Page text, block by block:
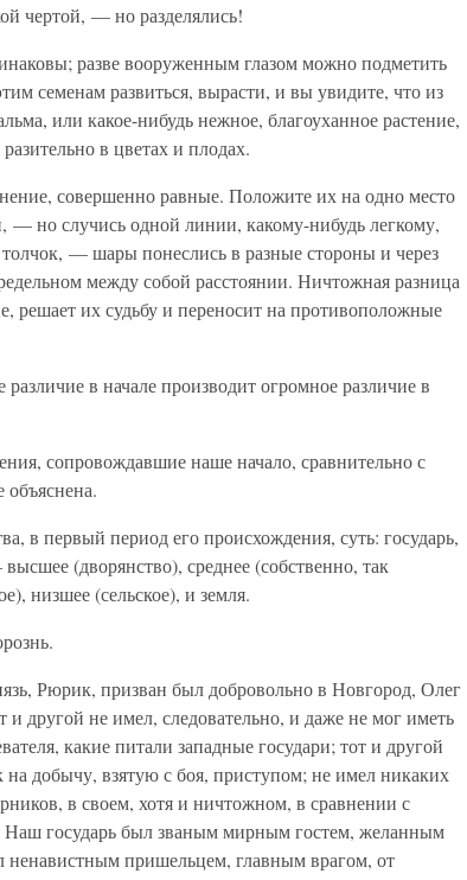
чертой, — но разделялись!
разве вооруженным глазом можно подметить
семенам развиться, вырасти, и вы увидите, что из
или какое-нибудь нежное, благоуханное растение,
в цветах и плодах.
совершенно равные. Положите их на одно место
— но случись одной линии, какому-нибудь легкому,
— шары понеслись в разные стороны и через
между собой расстоянии. Ничтожная разница
решает их судьбу и переносит на противоположные
в начале производит огромное различие в
сопровождавшие наше начало, сравнительно с
в первый период его происхождения, суть: государь,
(дворянство), среднее (собственно, так
низшее (сельское), и земля.
Рюрик, призван был добровольно в Новгород, Олег
другой не имел, следовательно, и даже не мог иметь
какие питали западные государи; тот и другой
на добычу, взятую с боя, приступом; не имел никаких
в своем, хотя и ничтожном, в сравнении с
Наш государь был званым мирным гостем, желанным
ненавистным пришельцем, главным врагом, от